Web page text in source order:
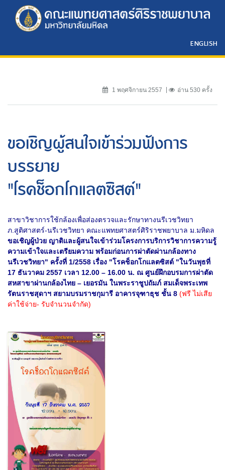
ENGLISH
1 พฤศจิกายน 2557 อ่าน 530 ครั้ง
ขอเชิญผู้สนใจเข้าร่วมฟังการ
บรรยาย
"โรคช็อกโกแลตซิสต์"
สาขาวิชาการใช้กล้องเพื่อส่องตรวจและรักษาทางนรีเวชวิทยา
ภ.สูติศาสตร์-นรีเวชวิทยา คณะแพทยศาสตร์ศิริราชพยาบาล ม.มหิดล
ขอเชิญผู้ป่วย ญาติและผู้สนใจเข้าร่วมโครงการบริการวิชาการความรู้
ความเข้าใจและเตรียมความ พร้อมก่อนการผ่าตัดผ่านกล้องทาง
นรีเวชวิทยา" ครั้งที่ 1/2558 เรื่อง "โรคช็อกโกแลตซิสต์ "ในวันพุธที่
17 ธันวาคม 2557 เวลา 12.00 – 16.00 น. ณ ศูนย์ฝึกอบรมการผ่าตัด
สหสาขาผ่านกล้องไทย – เยอรมัน ในพระราชูปถัมภ์ สมเด็จพระเทพ
รัตนราชสุดาฯ สยามบรมราชกุมารี อาคารจุฑาธุช ชั้น 8 (ฟรี ไม่เสีย
ค่าใช้จ่าย- รับจำนวนจำกัด)